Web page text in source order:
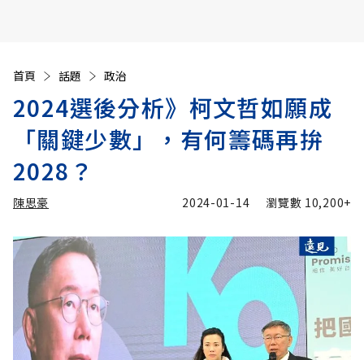
首頁 話題 政治
2024選後分析》柯文哲如願成
「關鍵少數」，有何籌碼再拚
2028？
陳思豪 2024-01-14 瀏覽數 10,200+